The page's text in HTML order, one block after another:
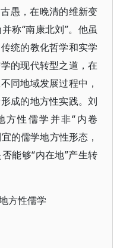
愚，在晚清的维新变
称“南康北刘”。他虽
统的教化哲学和实学
的现代转型之道，在
同地域发展过程中，
成的地方性实践。刘
方性儒学并非“内卷
的儒学地方性形态，
能够“内在地”产生转
方性儒学